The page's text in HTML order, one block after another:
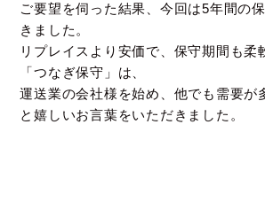
ご要望を伺った結果、今回は5年間の
きました。
リプレイスより安価で、保守期間も柔
「つなぎ保守」は、
運送業の会社様を始め、他でも需要が
と嬉しいお言葉をいただきました。